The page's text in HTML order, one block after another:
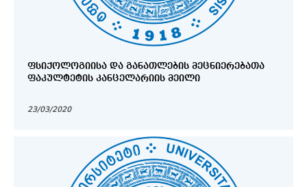
ᲤᲡᲘᲥᲝᲚᲝᲒᲘᲘᲡᲐ ᲓᲐ ᲒᲐᲜᲐᲗᲚᲔᲑᲘᲡ ᲛᲔᲪᲜᲘᲔᲠᲔᲑᲐᲗᲐ
ᲤᲐᲙᲣᲚᲢᲔᲢᲘᲡ ᲙᲐᲜᲪᲔᲚᲐᲠᲘᲘᲡ ᲛᲔᲘᲚᲘ
23/03/2020